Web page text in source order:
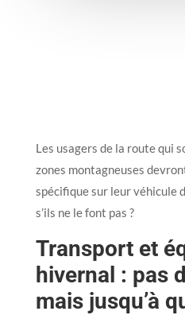
Les usagers de la route qui
zones montagneuses
spécifique sur leur véhicule
s’ils ne le font pas ?
Transport et
hivernal : pas
mais jusqu’à